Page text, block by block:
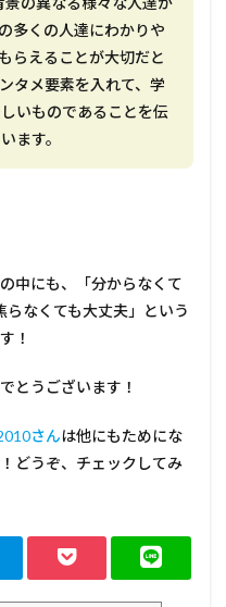
多くの人達にわかりや
らえることが大切だと
タメ要素を入れて、学
いものであることを伝
ます。
中にも、「分からなくて
なくても大丈夫」という
！
とうございます！
さんは他にもためにな
どうぞ、チェックしてみ